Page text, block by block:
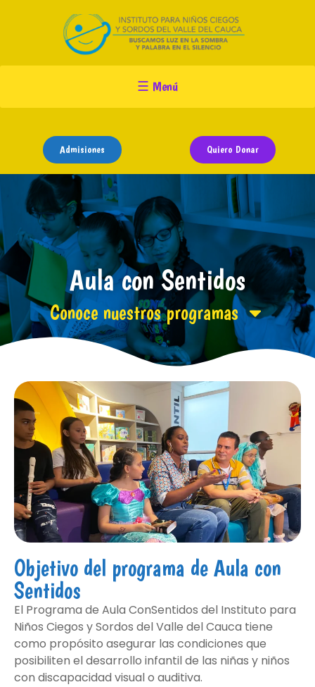
☰ Menú
Programas
Admisiones
Admisiones Quiero Donar
Aula con Sentidos
Conoce nuestros programas
Objetivo del programa de Aula con
Sentidos
El Programa de Aula ConSentidos del Instituto para
Niños Ciegos y Sordos del Valle del Cauca tiene
como propósito asegurar las condiciones que
posibiliten el desarrollo infantil de las niñas y niños
con discapacidad visual o auditiva.